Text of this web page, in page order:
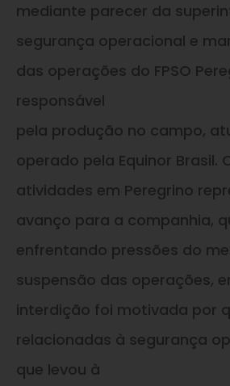
mediante parecer da
segurança operacional e
das operações do FPSO
responsável
pela produção no campo,
operado pela Equinor Brasil.
atividades em Peregrino
avanço para a companhia,
enfrentando pressões do
suspensão das operações,
interdição foi motivada por
relacionadas à segurança
que levou à